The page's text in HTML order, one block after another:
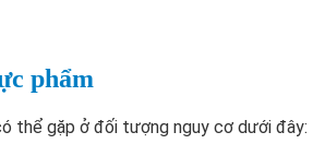
phẩm
thể gặp ở đối tượng nguy cơ dưới đây: